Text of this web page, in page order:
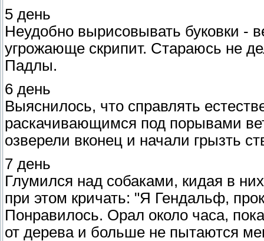
5 день
Неудобно вырисовывать буковки -
угрожающе скрипит. Стараюсь не
Падлы.
6 день
Выяснилось, что справлять
раскачивающимся под порывами
озверели вконец и начали грызть
7 день
Глумился над собаками, кидая в
при этом кричать: "Я Гендальф,
Понравилось. Орал около часа,
от дерева и больше не пытаются